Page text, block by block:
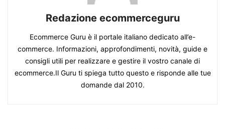
Redazione ecommerceguru
Ecommerce Guru è il portale italiano dedicato all’e-
commerce. Informazioni, approfondimenti, novità, guide e
consigli utili per realizzare e gestire il vostro canale di
ecommerce.Il Guru ti spiega tutto questo e risponde alle tue
domande dal 2010.